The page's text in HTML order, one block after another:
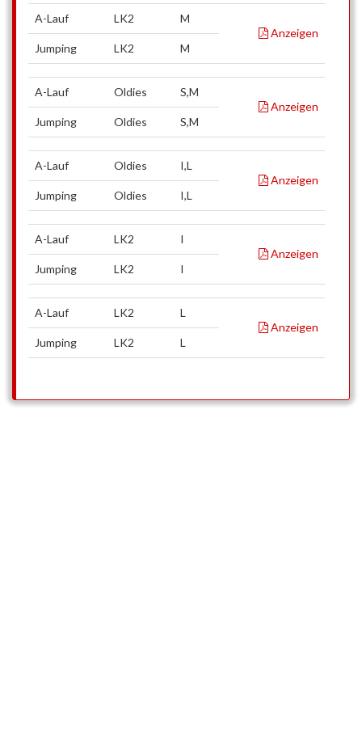
A-Lauf LK2
M
Anzeigen
Jumping
LK2 M
A-Lauf Oldies
S,M
Anzeigen
Jumping
Oldies S,M
A-Lauf Oldies
I,L
Anzeigen
Jumping
Oldies I,L
A-Lauf LK2
I
Anzeigen
Jumping
LK2 I
A-Lauf LK2
L
Anzeigen
Jumping
LK2 L